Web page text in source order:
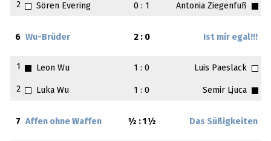
2 Sören Evering 0 : 1 Antonia Ziegenfuß
6 Wu-Brüder 2 : 0 Ist mir egal!!!
1 Leon Wu 1 : 0 Luis Paeslack
2 Luka Wu 1 : 0 Semir Ljuca
7 Affen ohne Waffen ½ : 1½ Das Süßigkeiten